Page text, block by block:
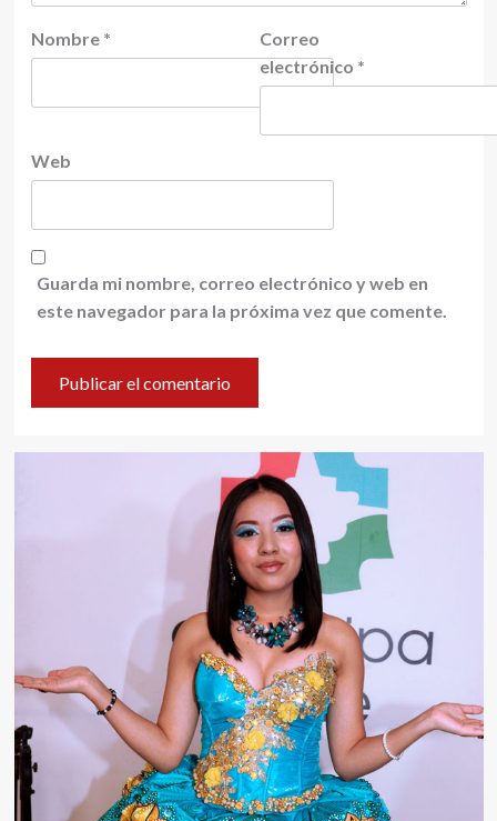
Nombre *
Correo
electrónico *
Web
Guarda mi nombre, correo electrónico y web en
este navegador para la próxima vez que comente.